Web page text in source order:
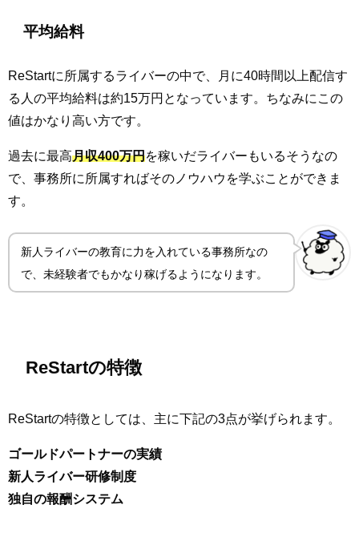
平均給料
ReStartに所属するライバーの中で、月に40時間以上配信す
る人の平均給料は約15万円となっています。ちなみにこの
値はかなり高い方です。
過去に最高月収400万円を稼いだライバーもいるそうなの
で、事務所に所属すればそのノウハウを学ぶことができま
す。
新人ライバーの教育に力を入れている事務所なの
で、未経験者でもかなり稼げるようになります。
ReStartの特徴
ReStartの特徴としては、主に下記の3点が挙げられます。
ゴールドパートナーの実績
新人ライバー研修制度
独自の報酬システム